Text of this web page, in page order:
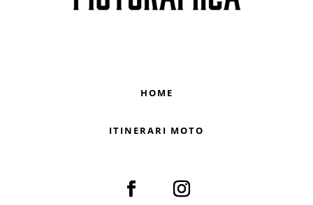
HOME
ITINERARI MOTO